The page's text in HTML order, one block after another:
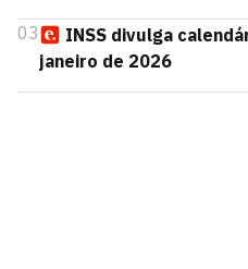
03
INSS divulga
janeiro de 2026